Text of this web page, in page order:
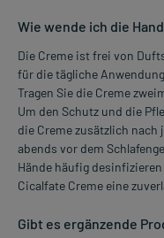
Wie wende ich die
Die Creme ist frei von
für die tägliche
Tragen Sie die Creme
Um den Schutz und die
die Creme zusätzlich nach
abends vor dem
Hände häufig
Cicalfate Creme eine
Gibt es ergänzende